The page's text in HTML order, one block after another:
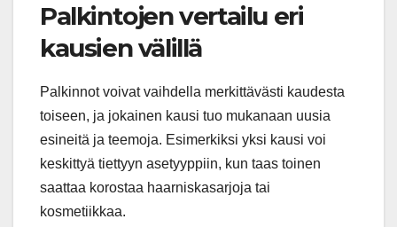
Palkintojen vertailu eri
kausien välillä
Palkinnot voivat vaihdella merkittävästi kaudesta
toiseen, ja jokainen kausi tuo mukanaan uusia
esineitä ja teemoja. Esimerkiksi yksi kausi voi
keskittyä tiettyyn asetyyppiin, kun taas toinen
saattaa korostaa haarniskasarjoja tai
kosmetiikkaa.